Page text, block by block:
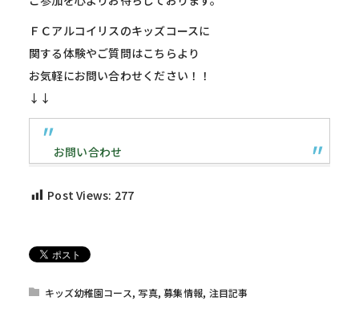
ＦＣアルコイリスのキッズコースに
関する体験やご質問はこちらより
お気軽にお問い合わせください！！
↓↓
お問い合わせ
Post Views: 277
キッズ幼稚園コース, 写真,募集情報, 注目記事